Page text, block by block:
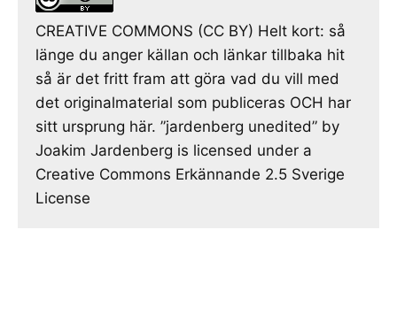
CREATIVE COMMONS (CC BY) Helt kort: så
länge du anger källan och länkar tillbaka hit
så är det fritt fram att göra vad du vill med
det originalmaterial som publiceras OCH har
sitt ursprung här. ”jardenberg unedited” by
Joakim Jardenberg is licensed under a
Creative Commons Erkännande 2.5 Sverige
License